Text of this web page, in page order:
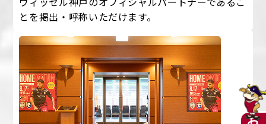
とを掲出・呼称いただけます。